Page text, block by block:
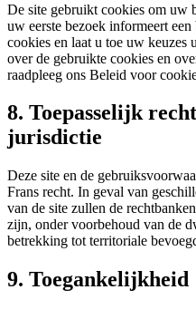
De site gebruikt cookies om uw
uw eerste bezoek informeert
cookies en laat u toe uw
over de gebruikte cookies en
raadpleeg ons Beleid voor
8. Toepasselijk
jurisdictie
Deze site en de
Frans recht. In geval van
van de site zullen de
zijn, onder voorbehoud van de
betrekking tot territoriale
9. Toegankelijkheid